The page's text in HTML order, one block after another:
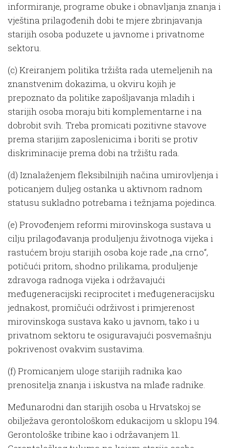
informiranje, programe obuke i obnavljanja znanja i
vještina prilagođenih dobi te mjere zbrinjavanja
starijih osoba poduzete u javnome i privatnome
sektoru.
(c) Kreiranjem politika tržišta rada utemeljenih na
znanstvenim dokazima, u okviru kojih je
prepoznato da politike zapošljavanja mladih i
starijih osoba moraju biti komplementarne i na
dobrobit svih. Treba promicati pozitivne stavove
prema starijim zaposlenicima i boriti se protiv
diskriminacije prema dobi na tržištu rada.
(d) Iznalaženjem fleksibilnijih načina umirovljenja i
poticanjem duljeg ostanka u aktivnom radnom
statusu sukladno potrebama i težnjama pojedinca.
(e) Provođenjem reformi mirovinskoga sustava u
cilju prilagođavanja produljenju životnoga vijeka i
rastućem broju starijih osoba koje rade „na crno“,
potičući pritom, shodno prilikama, produljenje
zdravoga radnoga vijeka i održavajući
međugeneracijski reciprocitet i međugeneracijsku
jednakost, promičući održivost i primjerenost
mirovinskoga sustava kako u javnom, tako i u
privatnom sektoru te osiguravajući posvemašnju
pokrivenost ovakvim sustavima.
(f) Promicanjem uloge starijih radnika kao
prenositelja znanja i iskustva na mlađe radnike.
Međunarodni dan starijih osoba u Hrvatskoj se
obilježava gerontološkom edukacijom u sklopu 194.
Gerontološke tribine kao i održavanjem 11.